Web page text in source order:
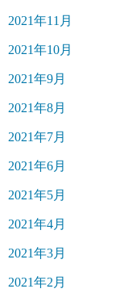
2021年11月
2021年10月
2021年9月
2021年8月
2021年7月
2021年6月
2021年5月
2021年4月
2021年3月
2021年2月